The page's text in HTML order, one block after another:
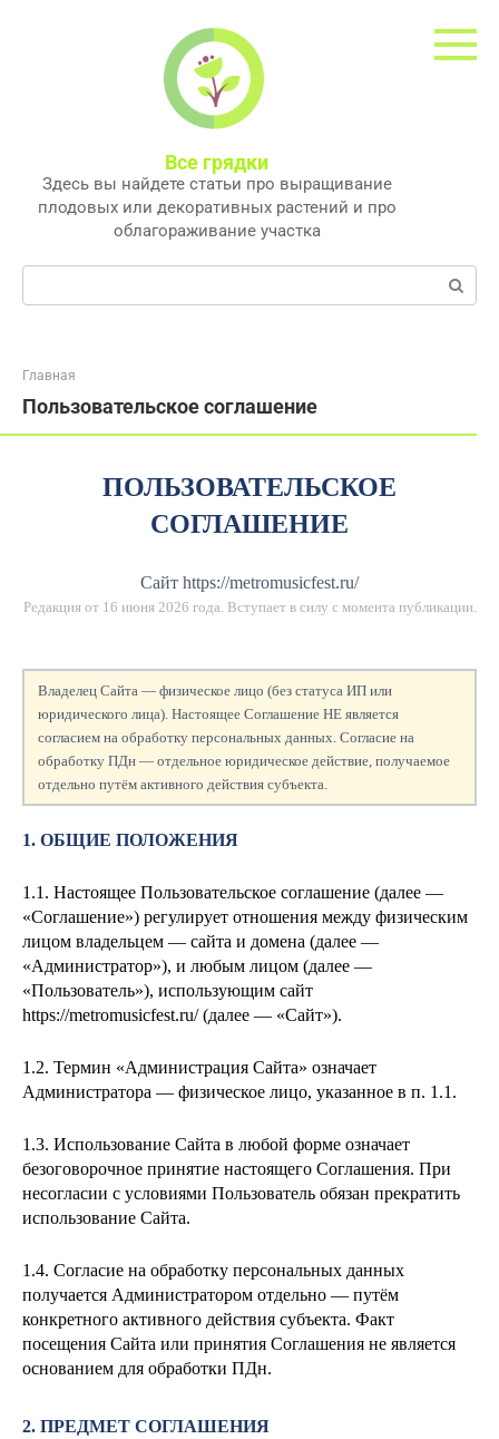
Все грядки
Здесь вы найдете статьи про выращивание
плодовых или декоративных растений и про
облагораживание участка
Поиск:
Главная
Пользовательское соглашение
ПОЛЬЗОВАТЕЛЬСКОЕ
СОГЛАШЕНИЕ
Сайт https://metromusicfest.ru/
Редакция от 16 июня 2026 года. Вступает в силу с момента публикации.
Владелец Сайта — физическое лицо (без статуса ИП или
юридического лица). Настоящее Соглашение НЕ является
согласием на обработку персональных данных. Согласие на
обработку ПДн — отдельное юридическое действие, получаемое
отдельно путём активного действия субъекта.
1. ОБЩИЕ ПОЛОЖЕНИЯ
1.1. Настоящее Пользовательское соглашение (далее —
«Соглашение») регулирует отношения между физическим
лицом владельцем — сайта и домена (далее —
«Администратор»), и любым лицом (далее —
«Пользователь»), использующим сайт
https://metromusicfest.ru/ (далее — «Сайт»).
1.2. Термин «Администрация Сайта» означает
Администратора — физическое лицо, указанное в п. 1.1.
1.3. Использование Сайта в любой форме означает
безоговорочное принятие настоящего Соглашения. При
несогласии с условиями Пользователь обязан прекратить
использование Сайта.
1.4. Согласие на обработку персональных данных
получается Администратором отдельно — путём
конкретного активного действия субъекта. Факт
посещения Сайта или принятия Соглашения не является
основанием для обработки ПДн.
2. ПРЕДМЕТ СОГЛАШЕНИЯ